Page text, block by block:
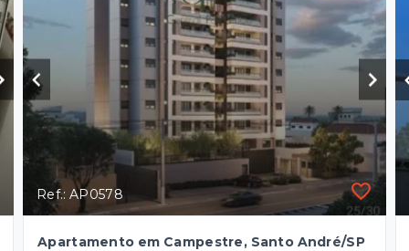
Ref.: AP0578
Apartamento em Campestre, Santo André/SP